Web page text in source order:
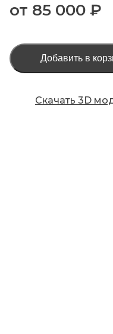
от 85 000 ₽
Добавить в
Скачать 3D